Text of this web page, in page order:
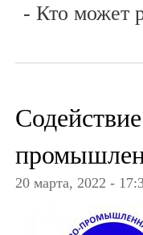
- Кто может
20 марта, 2022 -